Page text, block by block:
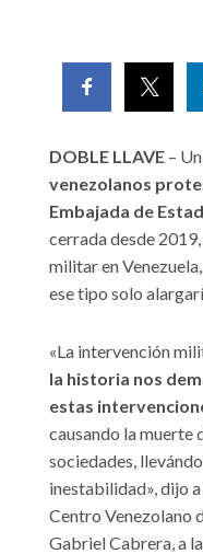
DOBLE LLAVE –
venezolanos
Embajada de
cerrada desde
militar en
ese tipo solo
«La intervención
la historia nos
estas
causando la muerte
sociedades,
inestabilidad», dijo
Centro Venezolano
Gabriel Cabrera, a